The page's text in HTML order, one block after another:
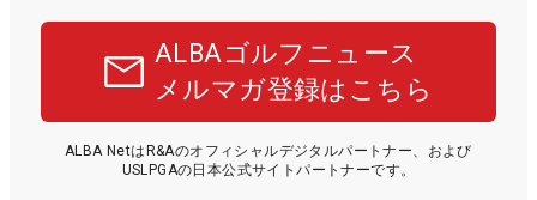
ALBAゴルフニュース
メルマガ登録はこちら
ALBA NetはR&Aのオフィシャルデジタルパートナー、および
USLPGAの日本公式サイトパートナーです。